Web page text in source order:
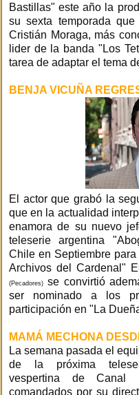
Bastillas" este año la
su sexta temporada
Cristián Moraga, más
lider de la banda "Los
tarea de adaptar el tema
BENJA VICUÑA
El actor que grabó la
que en la actualidad
enamora de su nuevo
teleserie argentina
Chile en Septiembre
Archivos del Cardenal"
(Pecadores) se convirtió
ser nominado a los
participación en "La
MAMÁ MECHONA
La semana pasada el
de la próxima
vespertina de Canal
comandados por su